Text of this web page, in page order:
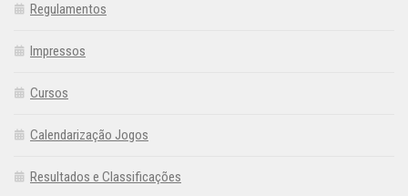
Regulamentos
Impressos
Cursos
Calendarização Jogos
Resultados e Classificações